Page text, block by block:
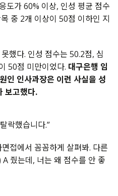
도가 60% 이상, 인성 평균 점수
중 2개 이상이 50점 이하인 지
했다. 인성 점수는 50.2점, 심
50점 미만이었다. 대구은행 임
인사과장은 이런 사실을 성
보고했다.
락했습니다.”
접에서 꼼꼼하게 살펴봐. 다른
줬는데, 너는 왜 점수를 안 좋